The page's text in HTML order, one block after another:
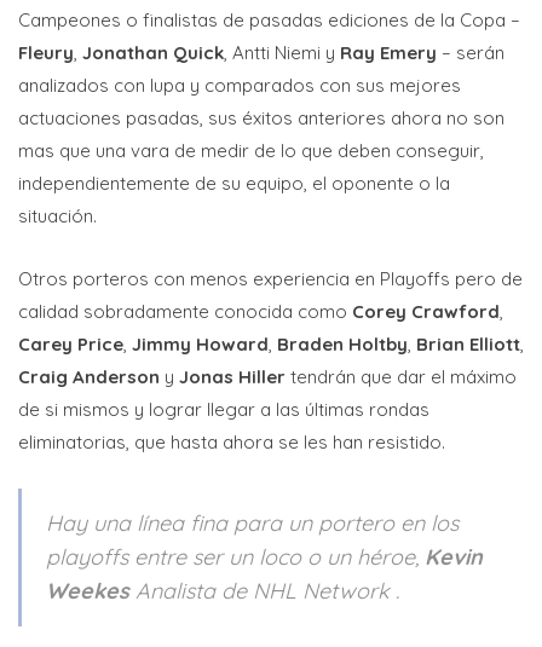
Campeones o finalistas de pasadas ediciones de la Copa –
Fleury, Jonathan Quick, Antti Niemi y Ray Emery – serán
analizados con lupa y comparados con sus mejores
actuaciones pasadas, sus éxitos anteriores ahora no son
mas que una vara de medir de lo que deben conseguir,
independientemente de su equipo, el oponente o la
situación.
Otros porteros con menos experiencia en Playoffs pero de
calidad sobradamente conocida como Corey Crawford,
Carey Price, Jimmy Howard, Braden Holtby, Brian Elliott,
Craig Anderson y Jonas Hiller tendrán que dar el máximo
de si mismos y lograr llegar a las últimas rondas
eliminatorias, que hasta ahora se les han resistido.
Hay una línea fina para un portero en los
playoffs entre ser un loco o un héroe, Kevin
WeekesAnalista de NHL Network .